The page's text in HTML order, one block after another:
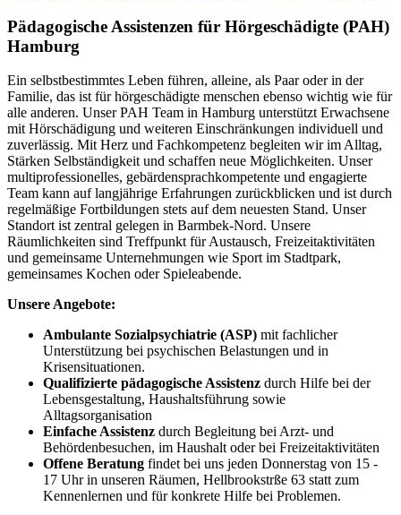
Pädagogische Assistenzen für Hörgeschädigte (PAH)
Hamburg
Ein selbstbestimmtes Leben führen, alleine, als Paar oder in der
Familie, das ist für hörgeschädigte menschen ebenso wichtig wie für
alle anderen. Unser PAH Team in Hamburg unterstützt Erwachsene
mit Hörschädigung und weiteren Einschränkungen individuell und
zuverlässig. Mit Herz und Fachkompetenz begleiten wir im Alltag,
Stärken Selbständigkeit und schaffen neue Möglichkeiten. Unser
multiprofessionelles, gebärdensprachkompetente und engagierte
Team kann auf langjährige Erfahrungen zurückblicken und ist durch
regelmäßige Fortbildungen stets auf dem neuesten Stand. Unser
Standort ist zentral gelegen in Barmbek-Nord. Unsere
Räumlichkeiten sind Treffpunkt für Austausch, Freizeitaktivitäten
und gemeinsame Unternehmungen wie Sport im Stadtpark,
gemeinsames Kochen oder Spieleabende.
Unsere Angebote:
Ambulante Sozialpsychiatrie (ASP) mit fachlicher
Unterstützung bei psychischen Belastungen und in
Krisensituationen.
Qualifizierte pädagogische Assistenz durch Hilfe bei der
Lebensgestaltung, Haushaltsführung sowie
Alltagsorganisation
Einfache Assistenz durch Begleitung bei Arzt- und
Behördenbesuchen, im Haushalt oder bei Freizeitaktivitäten
Offene Beratung findet bei uns jeden Donnerstag von 15 -
17 Uhr in unseren Räumen, Hellbrookstrße 63 statt zum
Kennenlernen und für konkrete Hilfe bei Problemen.